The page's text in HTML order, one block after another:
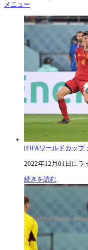
メニュー
[FIFAワールドカップ
2022年12月01日にラ
続きを読む